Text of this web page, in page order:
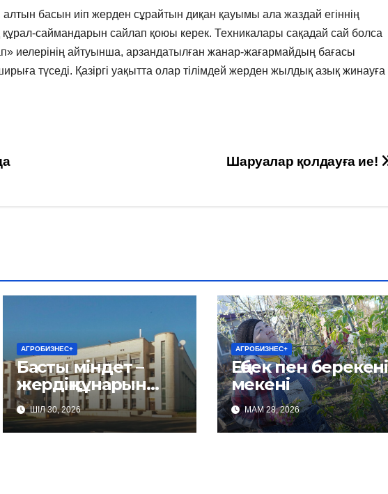
басын иіп жерден сұрайтын диқан қауымы ала жаздай егіннің
саймандарын сайлап қоюы керек. Техникалары сақадай сай болса
иелерінің айтуынша, арзандатылған жанар-жағармайдың бағасы
түседі. Қазіргі уақытта олар тілімдей жерден жылдық азық жинауға
Шаруалар қолдауға ие!
АГРОБИЗНЕС+
Басты міндет –
жердің құнарын
сақтау
ШІЛ 30, 2026
АГРОБИЗНЕС+
Еңбек пен берекенің
мекені
МАМ 28, 2026